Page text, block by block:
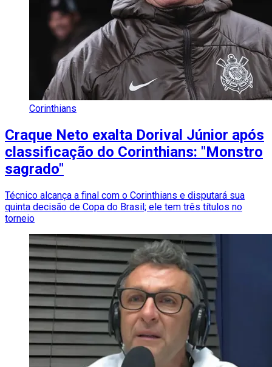
Corinthians
Craque Neto exalta Dorival Júnior após
classificação do Corinthians: "Monstro
sagrado"
Técnico alcança a final com o Corinthians e disputará sua
quinta decisão de Copa do Brasil; ele tem três títulos no
torneio